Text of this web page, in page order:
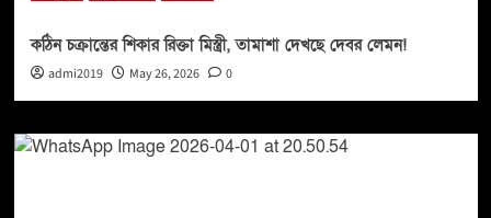
কঠিন চক্রান্তের শিকার রিক্তা মিস্ত্রী, তামাশা দেখছে দেবর লেমন!
admi2019 May 26, 2026 0